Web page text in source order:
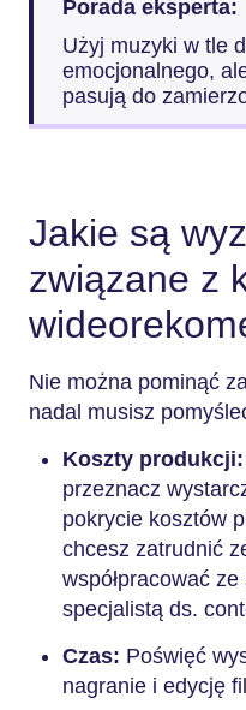
Porada eksperta:
Użyj muzyki w tle
emocjonalnego,
pasują do
Jakie są
związane z
Nie można pominąć
nadal musisz
Koszty produkcji:
przeznacz
pokrycie kosztów
chcesz zatrudnić
współpracować
specjalistą ds.
Czas: Poświęć
nagranie i edycję